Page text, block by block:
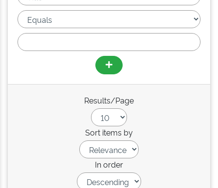
Results/Page
Sort items by
In order